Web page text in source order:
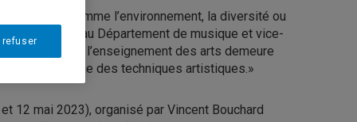
vives, comme l’environnement, la diversité ou
professeur au Département de musique et vice-
dans l’enseignement des arts demeure
l’apprentissage des techniques artistiques.»
12 mai 2023), organisé par Vincent Bouchard
refuser